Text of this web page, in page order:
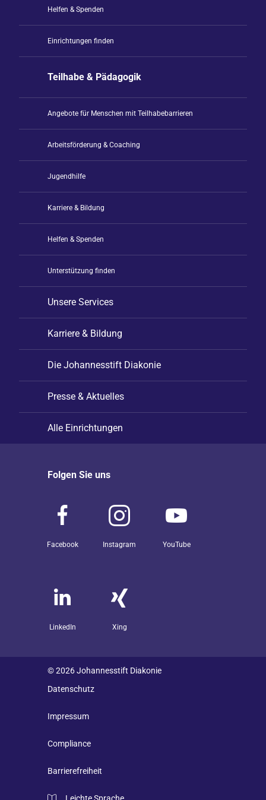
Helfen & Spenden
Einrichtungen finden
Teilhabe & Pädagogik
Angebote für Menschen mit Teilhabebarrieren
Arbeitsförderung & Coaching
Jugendhilfe
Karriere & Bildung
Helfen & Spenden
Unterstützung finden
Unsere Services
Karriere & Bildung
Die Johannesstift Diakonie
Presse & Aktuelles
Alle Einrichtungen
Folgen Sie uns
Facebook Instagram YouTube
LinkedIn Xing
© 2026 Johannesstift Diakonie
Datenschutz
Impressum
Compliance
Barrierefreiheit